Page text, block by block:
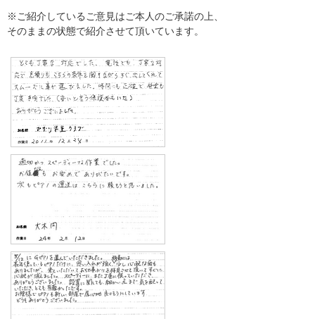
※ご紹介しているご意見はご本人のご承諾の上、
そのままの状態で紹介させて頂いています。